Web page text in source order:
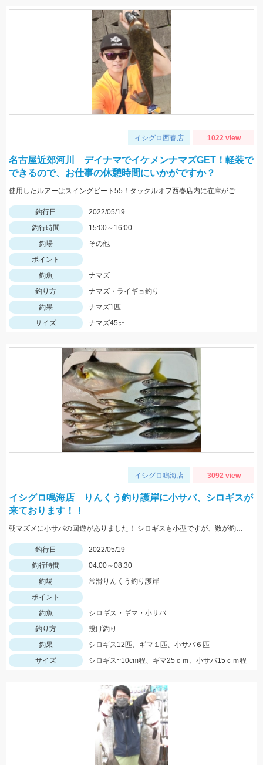
イシグロ西春店 1022 view
名古屋近郊河川 デイナマでイケメンナマズGET！軽装で
できるので、お仕事の休憩時間にいかがですか？
使用したルアーはスイングビート55！タックルオフ西春店内に在庫がございます！
釣行日
2022/05/19
釣行時間
15:00～16:00
釣場
その他
ポイント
釣魚
ナマズ
釣り方
ナマズ・ライギョ釣り
釣果
ナマズ1匹
サイズ
ナマズ45㎝
イシグロ鳴海店 3092 view
イシグロ鳴海店 りんくう釣り護岸に小サバ、シロギスが
来ております！！
朝マズメに小サバの回遊がありました！ シロギスも小型ですが、数が釣れていますよ！
釣行日
2022/05/19
釣行時間
04:00～08:30
釣場
常滑りんくう釣り護岸
ポイント
釣魚
シロギス・ギマ・小サバ
釣り方
投げ釣り
釣果
シロギス12匹、ギマ１匹、小サバ６匹
サイズ
シロギス~10cm程、ギマ25ｃｍ、小サバ15ｃｍ程